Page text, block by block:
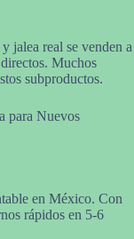
jalea real se venden a
Muchos
subproductos.
para Nuevos
en México. Con
rápidos en 5-6